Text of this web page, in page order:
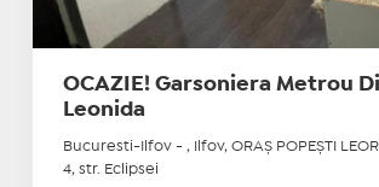
OCAZIE! Garsoniera Metrou
Leonida
Bucuresti-Ilfov - , Ilfov, ORAŞ POPEŞTI
4, str. Eclipsei